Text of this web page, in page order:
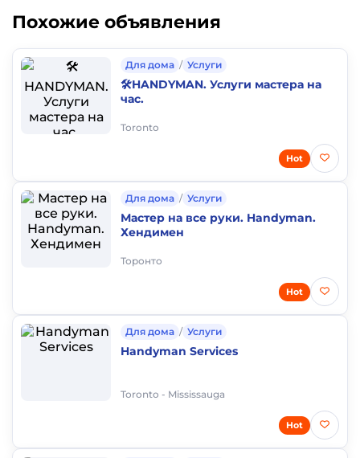
Похожие объявления
Для дома / Услуги
🛠️HANDYMAN. Услуги мастера на
час.
Toronto
Hot
Для дома / Услуги
Мастер на все руки. Handyman.
Хендимен
Торонто
Hot
Для дома / Услуги
Handyman Services
Toronto - Mississauga
Hot